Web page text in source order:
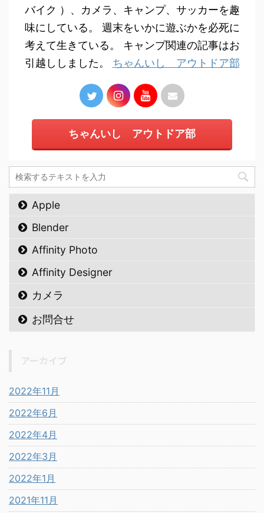
バイク ）、カメラ、キャンプ、サッカーを趣
味にしている。 週末をいかに遊ぶかを必死に
考えて生きている。 キャンプ関連の記事はお
引越ししました。 ちゃんいし アウトドア部
ちゃんいし アウトドア部
Apple
Blender
Affinity Photo
Affinity Designer
カメラ
お問合せ
2022年11月
2022年6月
2022年4月
2022年3月
2022年1月
2021年11月